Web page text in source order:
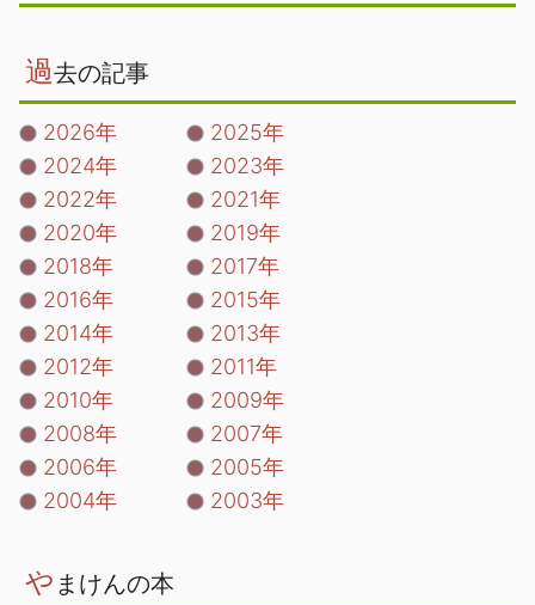
過去の記事
2026年
2025年
2024年
2023年
2022年
2021年
2020年
2019年
2018年
2017年
2016年
2015年
2014年
2013年
2012年
2011年
2010年
2009年
2008年
2007年
2006年
2005年
2004年
2003年
や まけんの本